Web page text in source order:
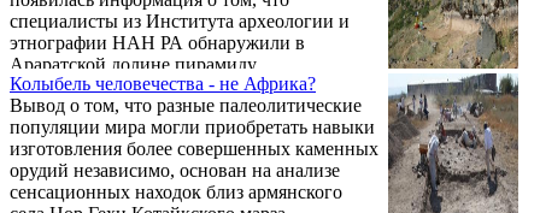
специалисты из Института археологии и
этнографии НАН РА обнаружили в
Араратской долине пирамиду,
напоминающую аналогичные строения в
Египте и Мексике. Корр. "ГА" попросил
прокомментировать сообщение директора
института Павла АВЕТИСЯНА.
Колыбель человечества - не Африка?
Вывод о том, что разные палеолитические
популяции мира могли приобретать навыки
изготовления более совершенных каменных
орудий независимо, основан на анализе
сенсационных находок близ армянского